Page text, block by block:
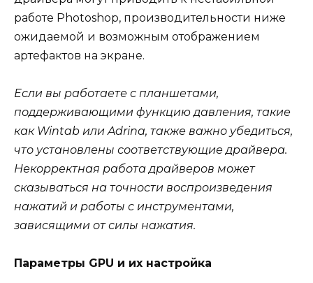
работе Photoshop, производительности ниже
ожидаемой и возможным отображением
артефактов на экране.
Если вы работаете с планшетами,
поддерживающими функцию давления, такие
как Wintab или Adrina, также важно убедиться,
что установлены соответствующие драйвера.
Некорректная работа драйверов может
сказываться на точности воспроизведения
нажатий и работы с инструментами,
зависящими от силы нажатия.
Параметры GPU и их настройка